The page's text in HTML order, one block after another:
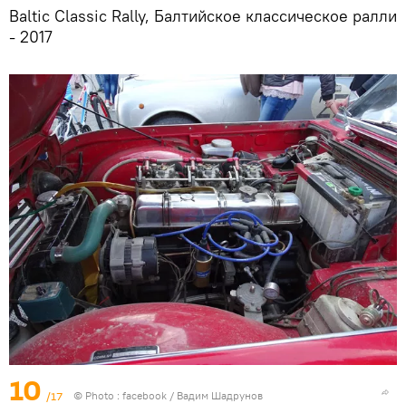
Baltic Classic Rally, Балтийское классическое ралли
- 2017
10 /17 © Photo : facebook / Вадим Шадрунов